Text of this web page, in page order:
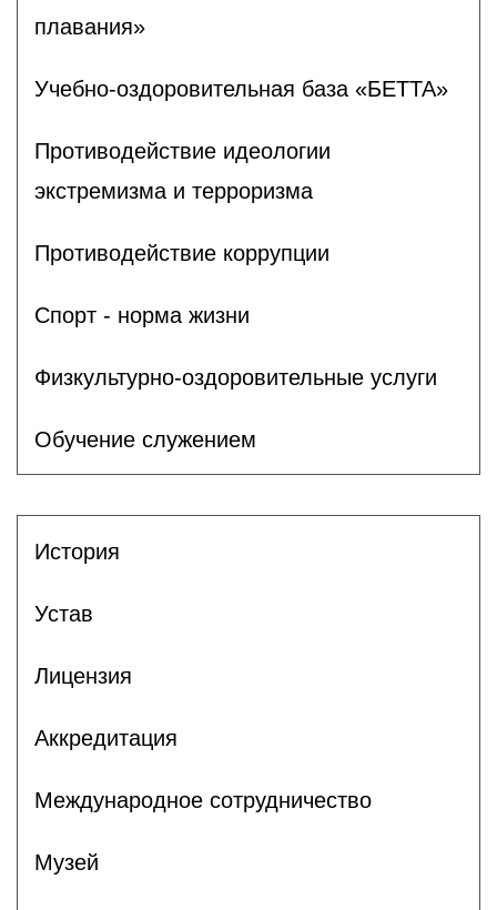
плавания»
Учебно-оздоровительная база «БЕТТА»
Противодействие идеологии
экстремизма и терроризма
Противодействие коррупции
Спорт - норма жизни
Физкультурно-оздоровительные услуги
Обучение служением
История
Устав
Лицензия
Аккредитация
Международное сотрудничество
Музей